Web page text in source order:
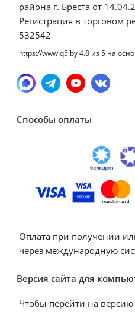
района г. Бреста от
Регистрация в торговом
532542
https://www.q5.by4.8 из5 на
Способы оплаты
Оплата при получении
через международную
Версия сайта для
Чтобы перейти на